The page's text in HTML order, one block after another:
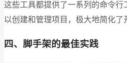
这些工具都提供了一系列的命令
以创建和管理项目，极大地简化了
四、脚手架的最佳实践